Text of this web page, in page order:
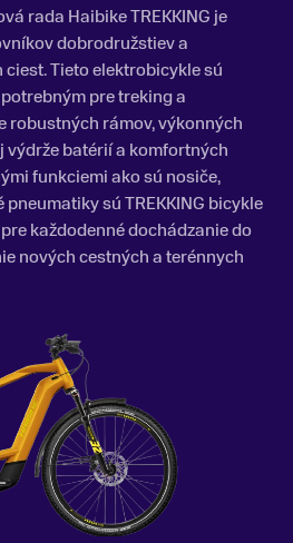
rada Haibike TREKKING je
dobrodružstiev a
Tieto elektrobicykle sú
pre treking a
robustných rámov, výkonných
výdrže batérií a komfortných
funkciemi ako sú nosiče,
sú TREKKING bicykle
každodenné dochádzanie do
nových cestných a terénnych